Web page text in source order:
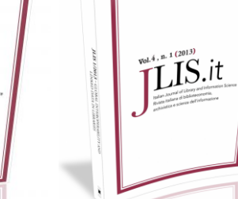
Cartaceo eBook in PDF
0,00€ 25,00€